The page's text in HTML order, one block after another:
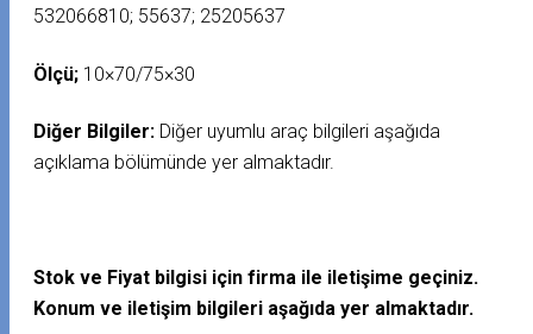
532066810; 55637; 25205637
Ölçü; 10×70/75×30
Diğer Bilgiler: Diğer uyumlu araç bilgileri aşağıda
açıklama bölümünde yer almaktadır.
Stok ve Fiyat bilgisi için firma ile iletişime geçiniz.
Konum ve iletişim bilgileri aşağıda yer almaktadır.